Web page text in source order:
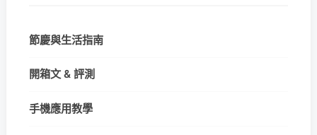
節慶與生活指南
開箱文 & 評測
手機應用教學